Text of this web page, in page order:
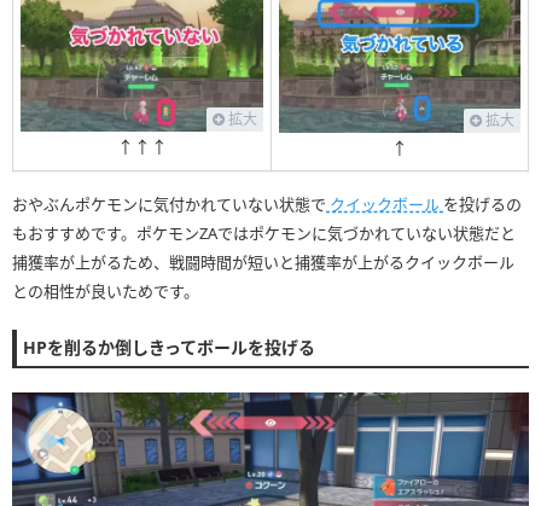
拡大
↑↑↑
拡大
↑
おやぶんポケモンに気付かれていない状態で クイックボール を投げるの
もおすすめです。ポケモンZAではポケモンに気づかれていない状態だと
捕獲率が上がるため、戦闘時間が短いと捕獲率が上がるクイックボール
との相性が良いためです。
HPを削るか倒しきってボールを投げる